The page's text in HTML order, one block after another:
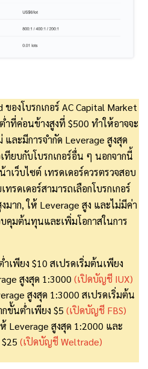
องโบรกเกอร์ AC Capital Market
ำที่ค่อนข้างสูงที่ $500 ทำให้อาจจะ
และมีการจำกัด Leverage สูงสุด
ทียบกับโบรกเกอร์อื่น ๆ นอกจากนี้
เว็บไซต์ เทรดเดอร์ควรตรวจสอบ
รดเดอร์สามารถเลือกโบรกเกอร์
มาก, ให้ Leverage สูง และไม่มีค่า
คุมต้นทุนและเพิ่มโอกาสในการ
ำเพียง $10 สเปรดเริ่มต้นเพียง
สูงสุด 1:3000 (เปิดบัญชี IUX)
สูงสุด 1:3000 สเปรดเริ่มต้น
ขั้นต่ำเพียง $5 (เปิดบัญชี FBS)
Leverage สูงสุด 1:2000 และ
(เปิดบัญชี Weltrade)